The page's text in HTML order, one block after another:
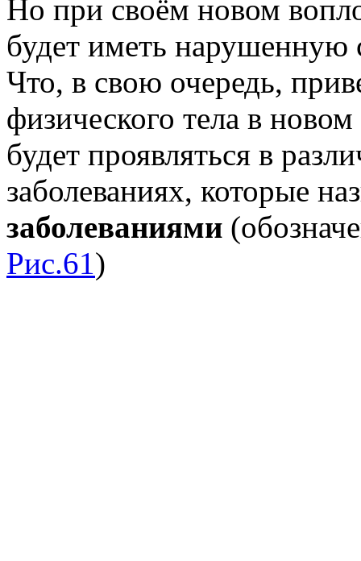
Но при своём новом
будет иметь нарушенную
Что, в свою очередь,
физического тела в
будет проявляться в
заболеваниях, которые
заболеваниями
Рис.61)